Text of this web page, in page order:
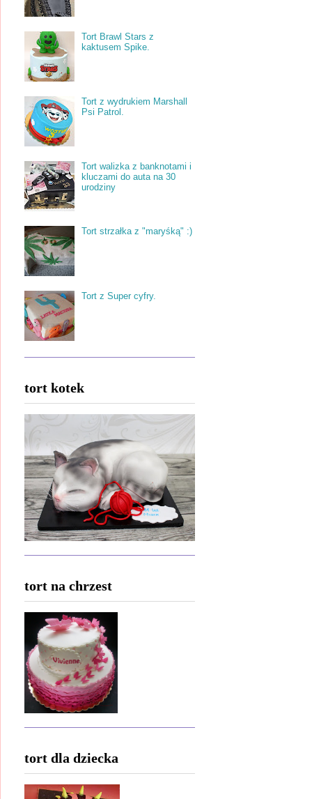
Tort Brawl Stars z
kaktusem Spike.
Tort z wydrukiem Marshall
Psi Patrol.
Tort walizka z banknotami i
kluczami do auta na 30
urodziny
Tort strzałka z "maryśką" :)
Tort z Super cyfry.
tort kotek
tort na chrzest
tort dla dziecka